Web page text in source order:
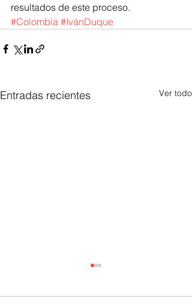
resultados de este proceso.
#Colombia #IvánDuque
Entradas recientes Ver todo